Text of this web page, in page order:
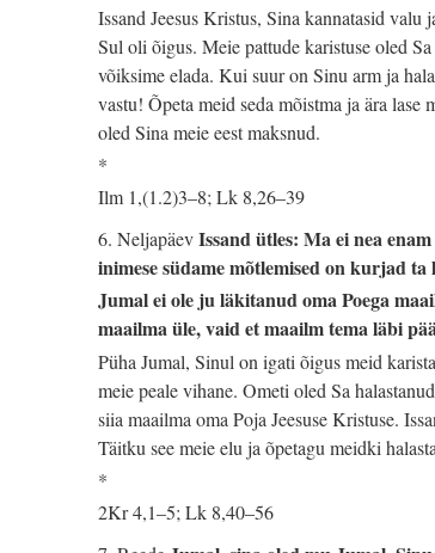
Issand Jeesus Kristus, Sina kannatasid valu
Sul oli õigus. Meie pattude karistuse oled
võiksime elada. Kui suur on Sinu arm ja
vastu! Õpeta meid seda mõistma ja ära
oled Sina meie eest maksnud.
*
Ilm 1,(1.2)3–8; Lk 8,26–39
6. NeljapäevIssand ütles: Ma ei nea
inimese südame mõtlemised on kurjad ta
Jumal ei ole ju läkitanud oma Poega
maailma üle, vaid et maailm tema läbi
Püha Jumal, Sinul on igati õigus meid
meie peale vihane. Ometi oled Sa
siia maailma oma Poja Jeesuse Kristuse.
Täitku see meie elu ja õpetagu meidki
*
2Kr 4,1–5; Lk 8,40–56